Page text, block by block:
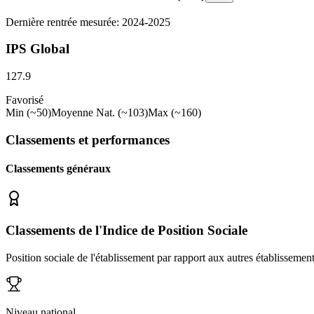
Dernière rentrée mesurée: 2024-2025
IPS Global
127.9
Favorisé
Min (~50)Moyenne Nat. (~103)Max (~160)
Classements et performances
Classements généraux
Classements de l'Indice de Position Sociale
Position sociale de l'établissement par rapport aux autres